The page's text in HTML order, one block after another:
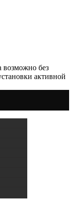
возможно без
активной